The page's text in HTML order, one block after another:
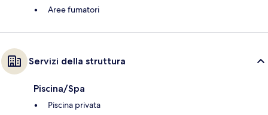
Aree fumatori
Servizi della struttura
Piscina/Spa
Piscina privata